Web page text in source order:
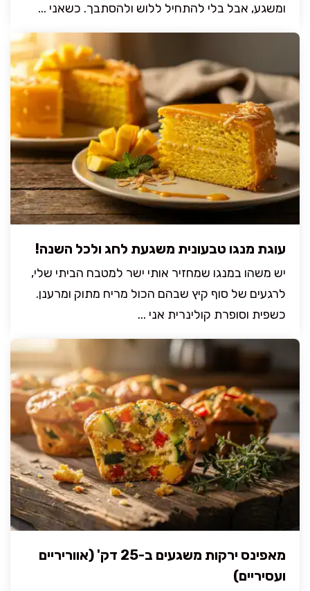
ומשגע, אבל בלי להתחיל ללוש ולהסתבך. כשאני ...
עוגת מנגו טבעונית משגעת לחג ולכל השנה!
יש משהו במנגו שמחזיר אותי ישר למטבח הביתי שלי,
לרגעים של סוף קיץ שבהם הכול מריח מתוק ומרענן.
כשפית וסופרת קולינרית אני ...
מאפינס ירקות משגעים ב-25 דק' (אווריריים
ועסיריים)